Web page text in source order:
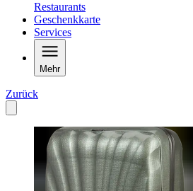
Restaurants
Geschenkkarte
Services
Mehr
Zurück